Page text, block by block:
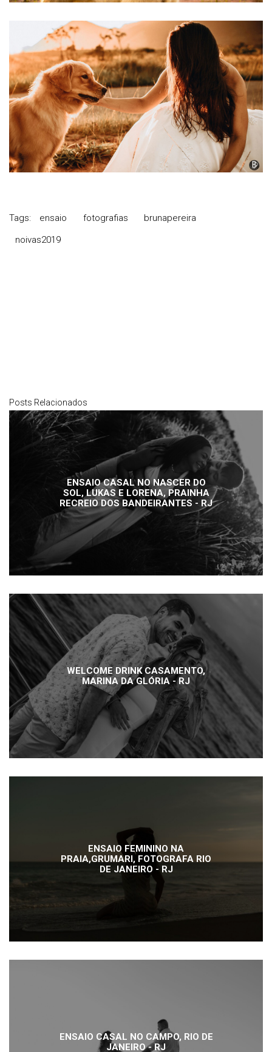
Tags: ensaio fotografias
brunapereira
noivas2019
Posts Relacionados
ENSAIO CASAL NO NASCER DO
SOL, LUKAS E LORENA, PRAINHA
RECREIO DOS BANDEIRANTES - RJ
WELCOME DRINK CASAMENTO,
MARINA DA GLÓRIA - RJ
ENSAIO FEMININO NA
PRAIA,GRUMARI, FOTOGRAFA RIO
DE JANEIRO - RJ
ENSAIO CASAL NO CAMPO, RIO DE
JANEIRO - RJ